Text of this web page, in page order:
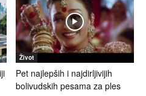
Život
Pet najlepših i najdirljivijih
bolivudskih pesama za ples